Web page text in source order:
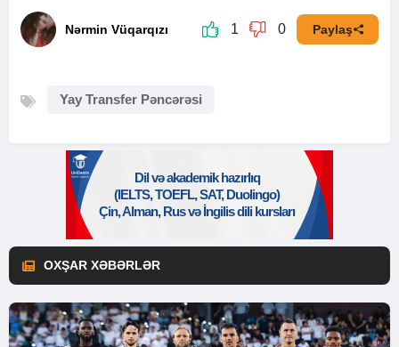
Nərmin Vüqarqızı 1 0 Paylaş
Yay Transfer Pəncərəsi
OXŞAR XƏBƏRLƏR